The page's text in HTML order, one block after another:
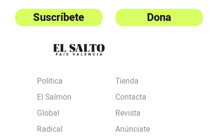
Suscríbete Dona
Política
El Salmón
Global
Radical
Tienda
Contacta
Revista
Anúnciate